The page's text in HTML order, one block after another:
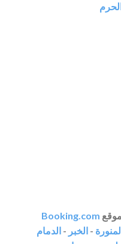
Booking.com
- الخبر - الدمام